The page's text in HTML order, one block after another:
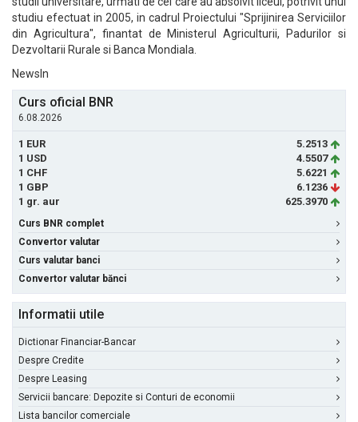
studiu efectuat in 2005, in cadrul Proiectului "Sprijinirea Serviciilor
din Agricultura", finantat de Ministerul Agriculturii, Padurilor si
Dezvoltarii Rurale si Banca Mondiala.
NewsIn
Curs oficial BNR
6.08.2026
1 EUR
5.2513
1 USD
4.5507
1 CHF
5.6221
1 GBP
6.1236
1 gr. aur
625.3970
Curs BNR complet
Convertor valutar
Curs valutar banci
Convertor valutar bănci
Informatii utile
Dictionar Financiar-Bancar
Despre Credite
Despre Leasing
Servicii bancare: Depozite si Conturi de economii
Lista bancilor comerciale